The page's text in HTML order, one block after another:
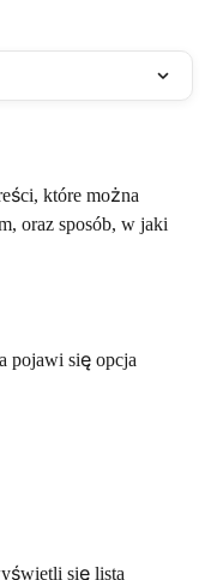
które można
oraz sposób, w jaki
pojawi się opcja
się lista